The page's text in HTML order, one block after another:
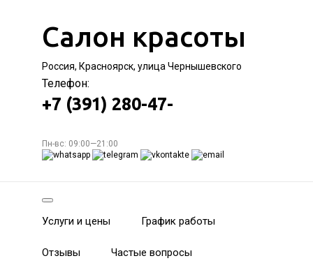
Салон красоты
Россия, Красноярск, улица Чернышевского
Телефон:
+7 (391) 280-47-
Пн-вс: 09:00—21:00
Услуги и цены График работы
Отзывы Частые вопросы